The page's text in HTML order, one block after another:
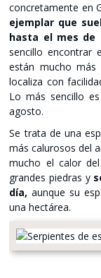
concretamente en
ejemplar que
hasta el mes de
sencillo encontrar
están mucho más
localiza con
Lo más sencillo
agosto.
Se trata de una
más calurosos del
mucho el calor
grandes piedras y
día, aunque su
una hectárea.